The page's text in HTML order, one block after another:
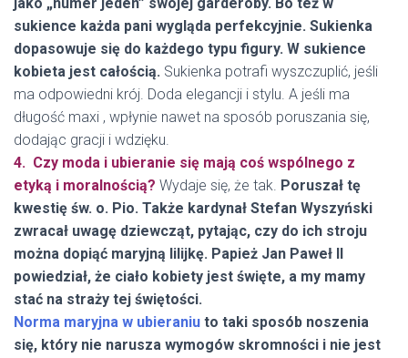
sukience każda pani wygląda perfekcyjnie. Sukienka
dopasowuje się do każdego typu figury. W sukience
kobieta jest całością. Sukienka potrafi wyszczuplić, jeśli
ma odpowiedni krój. Doda elegancji i stylu. A jeśli ma
długość maxi , wpłynie nawet na sposób poruszania się,
dodając gracji i wdzięku.
4. Czy moda i ubieranie się mają coś wspólnego z
etyką i moralnością? Wydaje się, że tak. Poruszał tę
kwestię św. o. Pio. Także kardynał Stefan Wyszyński
zwracał uwagę dziewcząt, pytając, czy do ich stroju
można dopiąć maryjną lilijkę. Papież Jan Paweł II
powiedział, że ciało kobiety jest święte, a my mamy
stać na straży tej świętości.
Norma maryjna w ubieraniu to taki sposób noszenia
się, który nie narusza wymogów skromności i nie jest